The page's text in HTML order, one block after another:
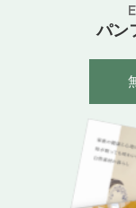
パン